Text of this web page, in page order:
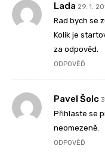
Lada 29. 1.
Rad bych se
Kolik je
za odpověd.
ODPOVĚĎ
Pavel Šolc
Přihlaste se
neomezeně.
ODPOVĚĎ